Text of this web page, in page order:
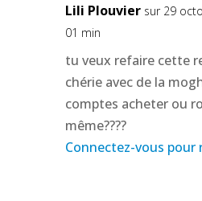
Lili Plouvier sur 29
01 min
tu veux refaire cette
chérie avec de la
comptes acheter ou
même????
Connectez-vous pour